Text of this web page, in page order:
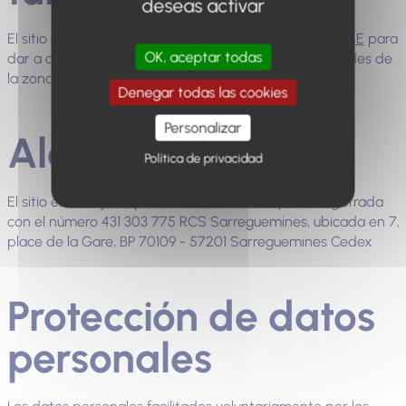
El sitio utiliza el Sistema de información turística APIDAE para
dar a conocer los proveedores de servicios y actividades de
la zona (hoteles, campings, eventos, etc.).
Alojamiento
El sitio está alojado por: IONOS SARL - empresa registrada
con el número 431 303 775 RCS Sarreguemines, ubicada en 7,
place de la Gare, BP 70109 - 57201 Sarreguemines Cedex
Protección de datos
personales
deseas activar
OK, aceptar todas
Denegar todas las cookies
Personalizar
Política de privacidad